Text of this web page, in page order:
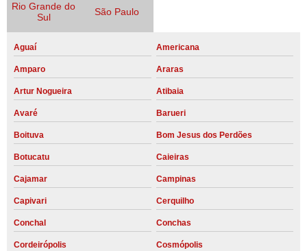
Rio Grande do
Sul
São Paulo
Aguaí Americana
Amparo Araras
Artur Nogueira Atibaia
Avaré Barueri
Boituva Bom Jesus dos Perdões
Botucatu Caieiras
Cajamar Campinas
Capivari Cerquilho
Conchal Conchas
Cordeirópolis Cosmópolis